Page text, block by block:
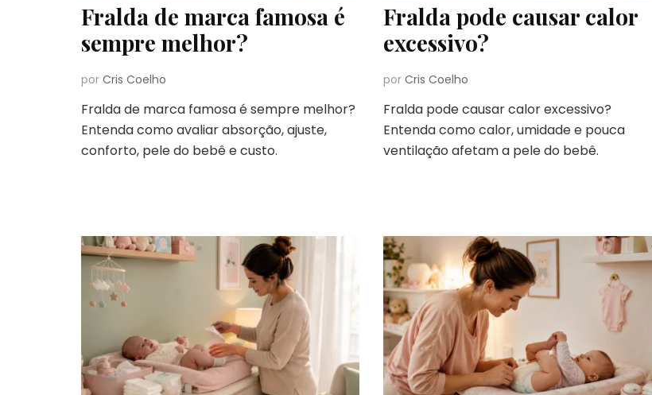
Fralda de marca famosa é
sempre melhor?
por Cris Coelho
Fralda de marca famosa é sempre melhor?
Entenda como avaliar absorção, ajuste,
conforto, pele do bebê e custo.
Fralda pode causar calor
excessivo?
por Cris Coelho
Fralda pode causar calor excessivo?
Entenda como calor, umidade e pouca
ventilação afetam a pele do bebê.